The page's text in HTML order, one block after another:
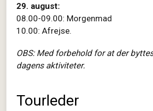
29. august:
08.00-09.00: Morgenmad
10.00: Afrejse.
OBS: Med forbehold for at der
dagens aktiviteter.
Tourleder